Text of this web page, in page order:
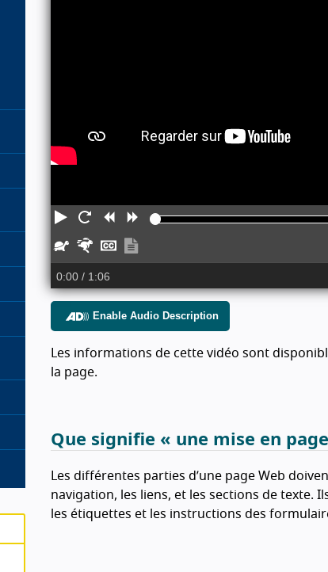
LectureRedémarrer
ReculerAvancer
Plus
lentement
Plus
rapidement
Sous-
transcription
0:00 / 1:06
Enable Audio Description
Les informations de cette vidéo sont
la page.
Que signifie « une mise en
Les différentes parties d’une page Web
navigation, les liens, et les sections de texte.
les étiquettes et les instructions des